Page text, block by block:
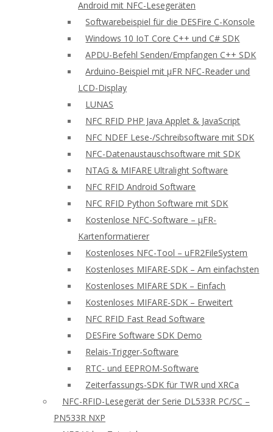
Android mit NFC-Lesegeräten
Softwarebeispiel für die DESFire C-Konsole
Windows 10 IoT Core C++ und C# SDK
APDU-Befehl Senden/Empfangen C++ SDK
Arduino-Beispiel mit μFR NFC-Reader und
LCD-Display
LUNAS
NFC RFID PHP Java Applet & JavaScript
NFC NDEF Lese-/Schreibsoftware mit SDK
NFC-Datenaustauschsoftware mit SDK
NTAG & MIFARE Ultralight Software
NFC RFID Android Software
NFC RFID Python Software mit SDK
Kostenlose NFC-Software – μFR-
Kartenformatierer
Kostenloses NFC-Tool – uFR2FileSystem
Kostenloses MIFARE-SDK – Am einfachsten
Kostenloses MIFARE SDK – Einfach
Kostenloses MIFARE-SDK – Erweitert
NFC RFID Fast Read Software
DESFire Software SDK Demo
Relais-Trigger-Software
RTC- und EEPROM-Software
Zeiterfassungs-SDK für TWR und XRCa
NFC-RFID-Lesegerät der Serie DL533R PC/SC –
PN533R NXP